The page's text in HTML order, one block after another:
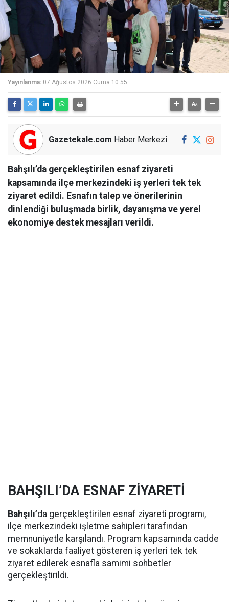
Yayınlanma: 07 Ağustos 2026 Cuma 10:55
Gazetekale.com Haber Merkezi
Bahşılı’da gerçekleştirilen esnaf ziyareti
kapsamında ilçe merkezindeki iş yerleri tek tek
ziyaret edildi. Esnafın talep ve önerilerinin
dinlendiği buluşmada birlik, dayanışma ve yerel
ekonomiye destek mesajları verildi.
BAHŞILI’DA ESNAF ZİYARETİ
Bahşılı’da gerçekleştirilen esnaf ziyareti programı,
ilçe merkezindeki işletme sahipleri tarafından
memnuniyetle karşılandı. Program kapsamında cadde
ve sokaklarda faaliyet gösteren iş yerleri tek tek
ziyaret edilerek esnafla samimi sohbetler
gerçekleştirildi.